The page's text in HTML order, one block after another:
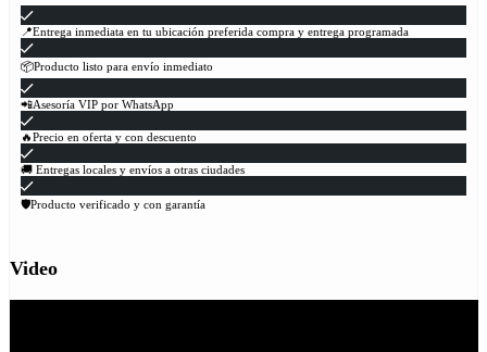
📍Entrega inmediata en tu ubicación preferida compra y entrega programada
📦Producto listo para envío inmediato
📲Asesoría VIP por WhatsApp
🔥Precio en oferta y con descuento
🚚 Entregas locales y envíos a otras ciudades
🛡Producto verificado y con garantía
Video